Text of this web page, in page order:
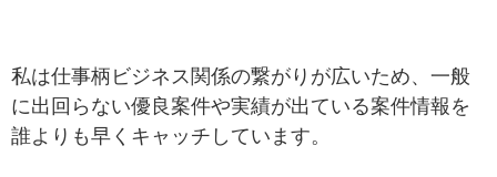
私は仕事柄ビジネス関係の繋がりが広いため、一般
に出回らない優良案件や実績が出ている案件情報を
誰よりも早くキャッチしています。